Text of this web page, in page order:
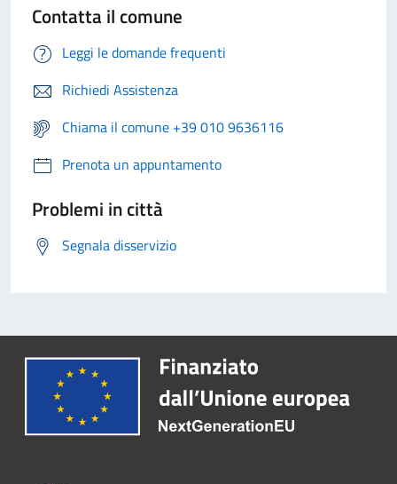
Contatta il comune
Leggi le domande frequenti
Richiedi Assistenza
Chiama il comune +39 010 9636116
Prenota un appuntamento
Problemi in città
Segnala disservizio